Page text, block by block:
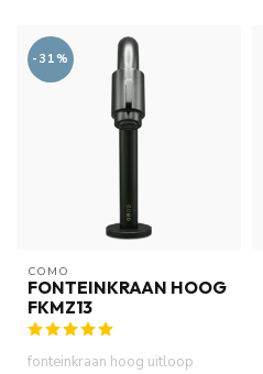
-31%
COMO
FONTEINKRAAN HOOG
FKMZ13
fonteinkraan hoog uitloop